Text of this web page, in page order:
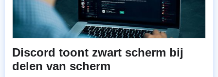
Discord toont zwart scherm bij
delen van scherm